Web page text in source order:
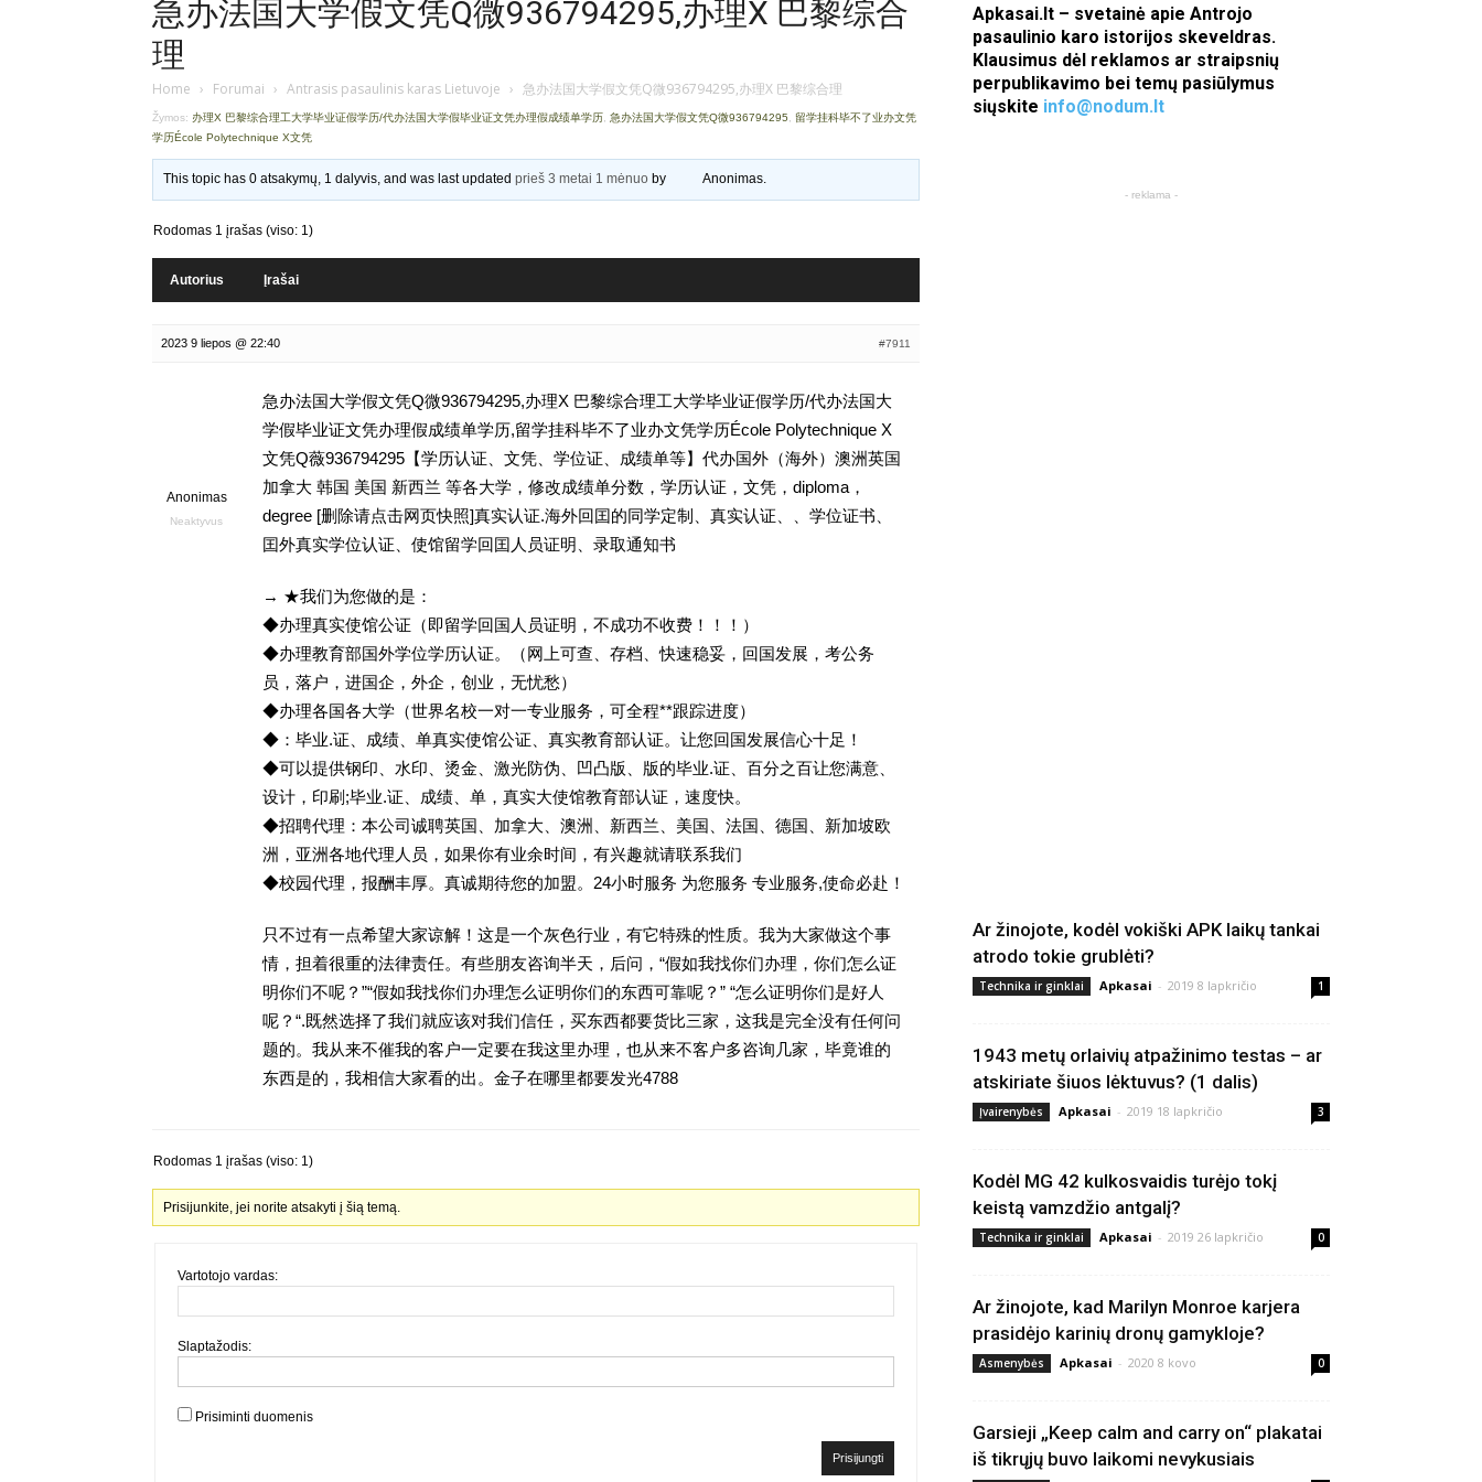
急办法国大学假文凭Q微936794295,办理X 巴黎综合
理
Home › Forumai › Antrasis pasaulinis karas Lietuvoje › 急办法国大学假文凭Q微936794295,办理X 巴黎综合理
Žymos: 办理X 巴黎综合理工大学毕业证假学历/代办法国大学假毕业证文凭办理假成绩单学历 急办法国大学假文凭Q微936794295
留学挂科毕不了业办文凭
学历École Polytechnique X文凭
This topic has 0 atsakymų, 1 dalyvis, and was last updatedprieš 3 metai 1 mėnuo by Anonimas.
Rodomas 1 įrašas (viso: 1)
Autorius Įrašai
2023 9 liepos @ 22:40 #7911
Anonimas
Neaktyvus
急办法国大学假文凭Q微936794295,办理X 巴黎综合理工大学毕业证假学历/代办法国大
学假毕业证文凭办理假成绩单学历,留学挂科毕不了业办文凭学历École Polytechnique X
文凭Q薇936794295【学历认证、文凭、学位证、成绩单等】代办国外（海外）澳洲英国
加拿大 韩国 美国 新西兰 等各大学，修改成绩单分数，学历认证，文凭，diploma，
degree [删除请点击网页快照]真实认证.海外回囯的同学定制、真实认证、、学位证书、
囯外真实学位认证、使馆留学回囯人员证明、录取通知书
→ ★我们为您做的是：
◆办理真实使馆公证（即留学回国人员证明，不成功不收费！！！）
◆办理教育部国外学位学历认证。（网上可查、存档、快速稳妥，回国发展，考公务
员，落户，进国企，外企，创业，无忧愁）
◆办理各国各大学（世界名校一对一专业服务，可全程**跟踪进度）
◆：毕业.证、成绩、单真实使馆公证、真实教育部认证。让您回国发展信心十足！
◆可以提供钢印、水印、烫金、激光防伪、凹凸版、版的毕业.证、百分之百让您满意、
设计，印刷;毕业.证、成绩、单，真实大使馆教育部认证，速度快。
◆招聘代理：本公司诚聘英国、加拿大、澳洲、新西兰、美国、法国、德国、新加坡欧
洲，亚洲各地代理人员，如果你有业余时间，有兴趣就请联系我们
◆校园代理，报酬丰厚。真诚期待您的加盟。24小时服务 为您服务 专业服务,使命必赴！
只不过有一点希望大家谅解！这是一个灰色行业，有它特殊的性质。我为大家做这个事
情，担着很重的法律责任。有些朋友咨询半天，后问，“假如我找你们办理，你们怎么证
明你们不呢？”“假如我找你们办理怎么证明你们的东西可靠呢？” “怎么证明你们是好人
呢？“.既然选择了我们就应该对我们信任，买东西都要货比三家，这我是完全没有任何问
题的。我从来不催我的客户一定要在我这里办理，也从来不客户多咨询几家，毕竟谁的
东西是的，我相信大家看的出。金子在哪里都要发光4788
Rodomas 1 įrašas (viso: 1)
Prisijunkite, jei norite atsakyti į šią temą.
Vartotojo vardas:
Slaptažodis:
Prisiminti duomenis
Prisijungti
Apkasai.lt – svetainė apie Antrojo
pasaulinio karo istorijos skeveldras.
Klausimus dėl reklamos ar straipsnių
perpublikavimo bei temų pasiūlymus
siųskite info@nodum.lt
- reklama -
Ar žinojote, kodėl vokiški APK laikų tankai
atrodo tokie grublėti?
Technika ir ginklai Apkasai - 2019 8 lapkričio 1
1943 metų orlaivių atpažinimo testas – ar
atskiriate šiuos lėktuvus? (1 dalis)
Įvairenybės Apkasai - 2019 18 lapkričio 3
Kodėl MG 42 kulkosvaidis turėjo tokį
keistą vamzdžio antgalį?
Technika ir ginklai Apkasai - 2019 26 lapkričio 0
Ar žinojote, kad Marilyn Monroe karjera
prasidėjo karinių dronų gamykloje?
Asmenybės Apkasai - 2020 8 kovo 0
Garsieji „Keep calm and carry on“ plakatai
iš tikrųjų buvo laikomi nevykusiais